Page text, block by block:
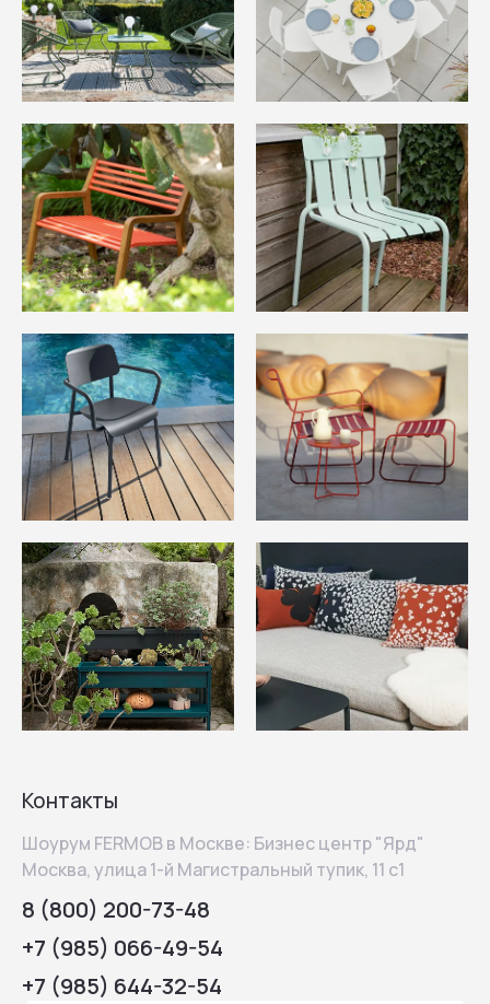
Контакты
Шоурум FERMOB в Москве: Бизнес центр "Ярд"
Москва, улица 1-й Магистральный тупик, 11 с1
8 (800) 200-73-48
+7 (985) 066-49-54
+7 (985) 644-32-54